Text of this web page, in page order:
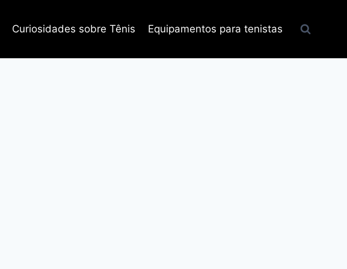
Curiosidades sobre Tênis Equipamentos para tenistas